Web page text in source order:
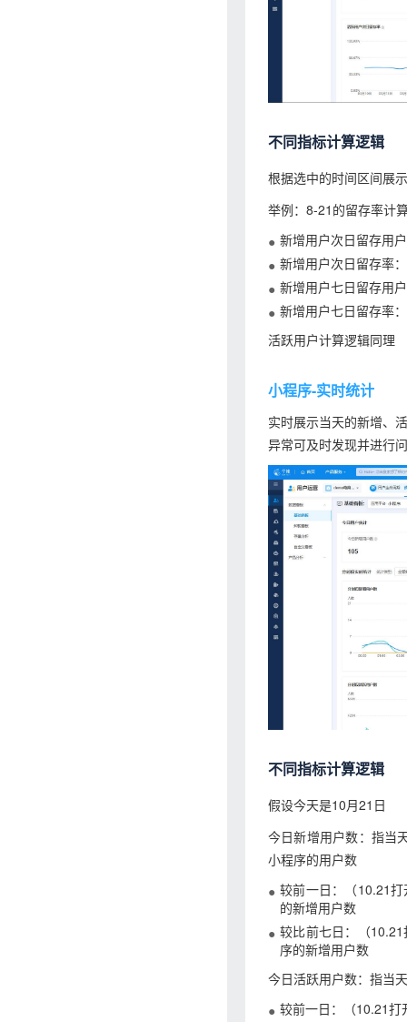
不同指标计算逻辑
根据选中的时间区间展
举例：8-21的留存率计
新增用户次日留存用
新增用户次日留存率
新增用户七日留存用
新增用户七日留存率
活跃用户计算逻辑同理
小程序-实时统计
实时展示当天的新增、
异常可及时发现并进行
不同指标计算逻辑
假设今天是10月21日
今日新增用户数：指当
小程序的用户数
较前一日：（10.21
的新增用户数
较比前七日：（
序的新增用户数
今日活跃用户数：指当
较前一日：（10.21